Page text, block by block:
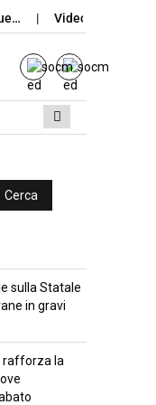
Videosorveglianza,
sulla Statale
in gravi
rafforza la